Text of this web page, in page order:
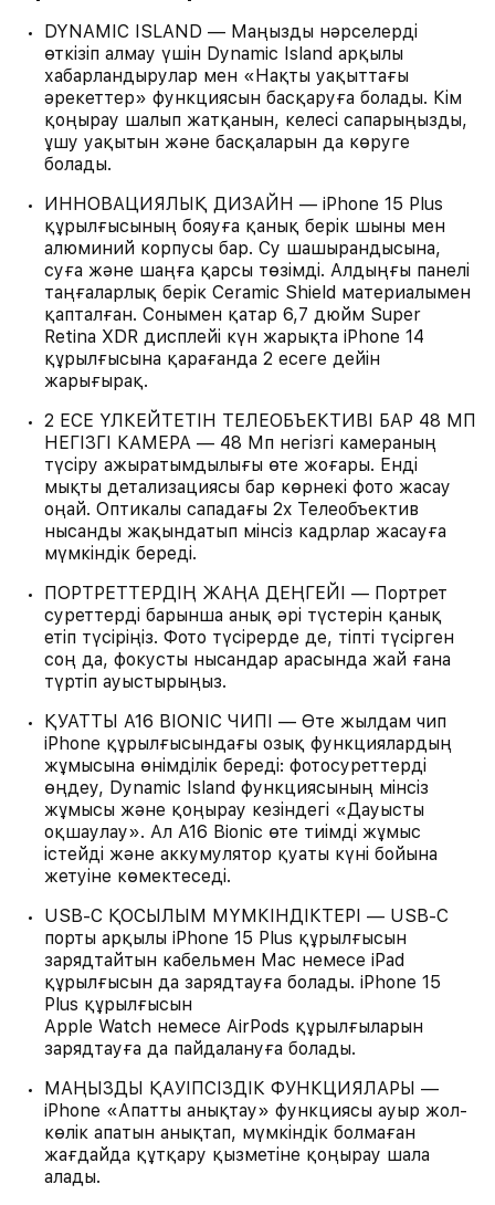
DYNAMIC ISLAND — Маңызды нәрселерді
өткізіп алмау үшін Dynamic Island арқылы
хабарландырулар мен «Нақты уақыттағы
әрекеттер» функциясын басқаруға болады. Кім
қоңырау шалып жатқанын, келесі сапарыңызды,
ұшу уақытын және басқаларын да көруге
болады.
ИННОВАЦИЯЛЫҚ ДИЗАЙН — iPhone 15 Plus
құрылғысының бояуға қанық берік шыны мен
алюминий корпусы бар. Су шашырандысына,
суға және шаңға қарсы төзімді. Алдыңғы панелі
таңғаларлық берік Ceramic Shield материалымен
қапталған. Сонымен қатар 6,7 дюйм Super
Retina XDR дисплейі күн жарықта iPhone 14
құрылғысына қарағанда 2 есеге дейін
жарығырақ.
2 ЕСЕ ҮЛКЕЙТЕТІН ТЕЛЕОБЪЕКТИВІ БАР 48 МП
НЕГІЗГІ КАМЕРА — 48 Мп негізгі камераның
түсіру ажыратымдылығы өте жоғары. Енді
мықты детализациясы бар көрнекі фото жасау
оңай. Оптикалы сападағы 2x Телеобъектив
нысанды жақындатып мінсіз кадрлар жасауға
мүмкіндік береді.
ПОРТРЕТТЕРДІҢ ЖАҢА ДЕҢГЕЙІ — Портрет
суреттерді барынша анық әрі түстерін қанық
етіп түсіріңіз. Фото түсірерде де, тіпті түсірген
соң да, фокусты нысандар арасында жай ғана
түртіп ауыстырыңыз.
ҚУАТТЫ A16 BIONIC ЧИПІ — Өте жылдам чип
iPhone құрылғысындағы озық функциялардың
жұмысына өнімділік береді: фотосуреттерді
өңдеу, Dynamic Island функциясының мінсіз
жұмысы және қоңырау кезіндегі «Дауысты
оқшаулау». Ал A16 Bionic өте тиімді жұмыс
істейді және аккумулятор қуаты күні бойына
жетуіне көмектеседі.
USB-C ҚОСЫЛЫМ МҮМКІНДІКТЕРІ — USB-C
порты арқылы iPhone 15 Plus құрылғысын
зарядтайтын кабельмен Mac немесе iPad
құрылғысын да зарядтауға болады. iPhone 15
Plus құрылғысын
Apple Watch немесе AirPods құрылғыларын
зарядтауға да пайдалануға болады.
МАҢЫЗДЫ ҚАУІПСІЗДІК ФУНКЦИЯЛАРЫ —
iPhone «Апатты анықтау» функциясы ауыр жол-
көлік апатын анықтап, мүмкіндік болмаған
жағдайда құтқару қызметіне қоңырау шала
алады.